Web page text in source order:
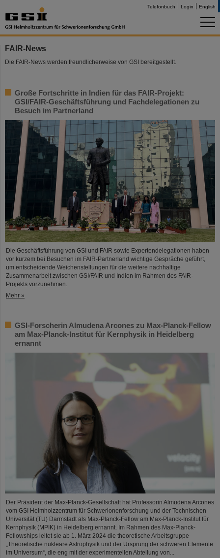
Telefonbuch Login English
FAIR-News
Die FAIR-News werden freundlicherweise von GSI bereitgestellt.
Große Fortschritte in Indien für das FAIR-Projekt:
GSI/FAIR-Geschäftsführung und Fachdelegationen zu
Besuch im Partnerland
Die Geschäftsführung von GSI und FAIR sowie Expertendelegationen haben
vor kurzem bei Besuchen im FAIR-Partnerland wichtige Gespräche geführt,
um entscheidende Weichenstellungen für die weitere nachhaltige
Zusammenarbeit zwischen GSI/FAIR und Indien im Rahmen des FAIR-
Projekts vorzunehmen.
Mehr »
GSI-Forscherin Almudena Arcones zu Max-Planck-Fellow
am Max-Planck-Institut für Kernphysik in Heidelberg
ernannt
Der Präsident der Max-Planck-Gesellschaft hat Professorin Almudena Arcones
vom GSI Helmholzzentrum für Schwerionenforschung und der Technischen
Universität (TU) Darmstadt als Max-Planck-Fellow am Max-Planck-Institut für
Kernphysik (MPIK) in Heidelberg ernannt. Im Rahmen des Max-Planck-
Fellowships leitet sie ab 1. März 2024 die theoretische Arbeitsgruppe
„Theoretische nukleare Astrophysik und der Ursprung der schweren Elemente
im Universum“, die eng mit der experimentellen Abteilung von...